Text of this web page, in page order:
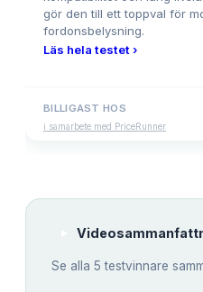
gör den till ett toppval för
fordonsbelysning.
Läs hela testet ›
BILLIGAST HOS
i samarbete med PriceRunner
Se alla 5 testvinnare